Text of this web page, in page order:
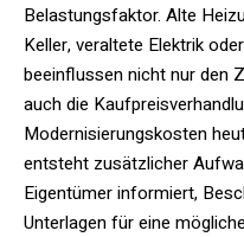
Belastungsfaktor. Alte
Keller, veraltete Elektrik
beeinflussen nicht nur den
auch die
Modernisierungskosten
entsteht zusätzlicher
Eigentümer informiert,
Unterlagen für eine